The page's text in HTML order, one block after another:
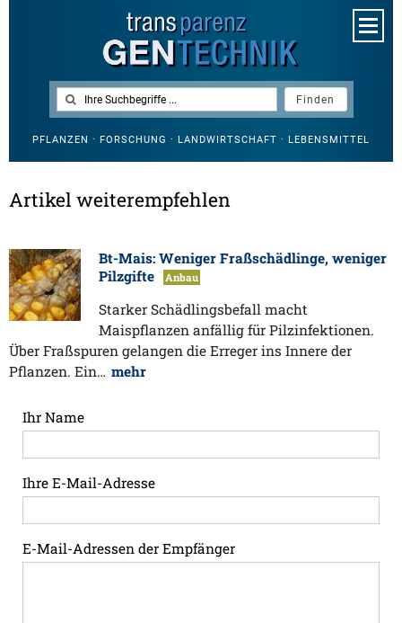
PFLANZEN · FORSCHUNG · LANDWIRTSCHAFT · LEBENSMITTEL
Artikel weiterempfehlen
Bt-Mais: Weniger Fraßschädlinge, weniger
Pilzgifte
Anbau
Starker Schädlingsbefall macht
Maispflanzen anfällig für Pilzinfektionen.
Über Fraßspuren gelangen die Erreger ins Innere der
Pflanzen. Ein… mehr
Ihr Name
Ihre E-Mail-Adresse
E-Mail-Adressen der Empfänger